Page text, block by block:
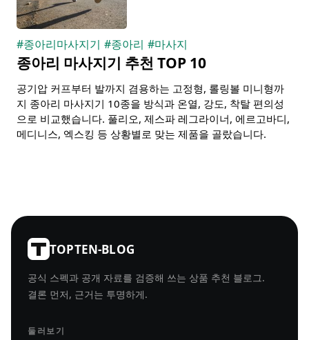
#종아리마사지기 #종아리 #마사지
종아리 마사지기 추천 TOP 10
공기압 커프부터 발까지 겸용하는 고정형, 롤링볼 미니형까
지 종아리 마사지기 10종을 방식과 온열, 강도, 착탈 편의성
으로 비교했습니다. 풀리오, 제스파 레그라이너, 에르고바디,
메디니스, 엑스킹 등 상황별로 맞는 제품을 골랐습니다.
TOPTEN-BLOG
공식 스펙과 공개 자료를 검증해 쓰는 상품 추천 블로그.
결론 먼저, 근거는 투명하게.
둘러보기